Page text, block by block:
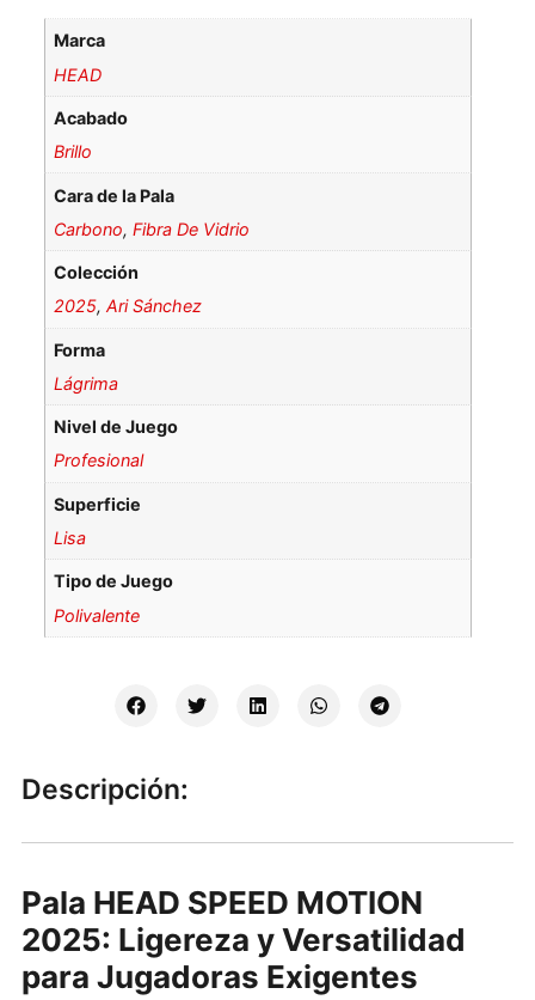
Marca
HEAD
Acabado
Brillo
Cara de la Pala
Carbono,Fibra De Vidrio
Colección
2025,Ari Sánchez
Forma
Lágrima
Nivel de Juego
Profesional
Superficie
Lisa
Tipo de Juego
Polivalente
Descripción:
Pala HEAD SPEED MOTION
2025: Ligereza y Versatilidad
para Jugadoras Exigentes